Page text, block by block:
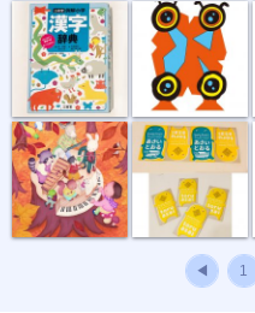
森の音楽会 名刺2022
◀ 1